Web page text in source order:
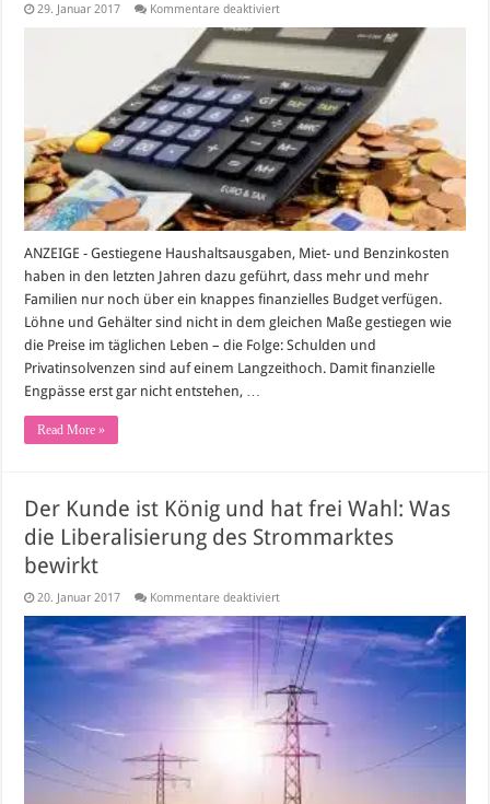
29. Januar 2017 Kommentare deaktiviertfür
besten
Spartipps
Familien
ANZEIGE - Gestiegene Haushaltsausgaben, Miet- und Benzinkosten
haben in den letzten Jahren dazu geführt, dass mehr und mehr
Familien nur noch über ein knappes finanzielles Budget verfügen.
Löhne und Gehälter sind nicht in dem gleichen Maße gestiegen wie
die Preise im täglichen Leben – die Folge: Schulden und
Privatinsolvenzen sind auf einem Langzeithoch. Damit finanzielle
Engpässe erst gar nicht entstehen, …
Read More »
Der Kunde ist König und hat frei Wahl: Was
die Liberalisierung des Strommarktes
bewirkt
20. Januar 2017 Kommentare deaktiviertfür
Kunde
ist
König
und
hat
frei
Wahl:
Was
die
Liberalisierung
des
Strommarktes
bewirkt